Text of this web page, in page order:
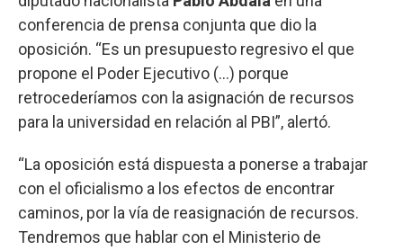
conferencia de prensa conjunta que dio la
oposición. “Es un presupuesto regresivo el que
propone el Poder Ejecutivo (…) porque
retrocederíamos con la asignación de recursos
para la universidad en relación al PBI”, alertó.
“La oposición está dispuesta a ponerse a trabajar
con el oficialismo a los efectos de encontrar
caminos, por la vía de reasignación de recursos.
Tendremos que hablar con el Ministerio de